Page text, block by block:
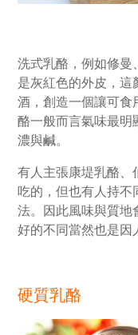
洗式乳酪，例如修曼
是灰紅色的外皮，這
酒，創造一個讓可食
酪一般而言氣味最明
濃與鹹。
有人主張康堤乳酪、
吃的，但也有人持
法。因此風味與質地
好的不同當然也是因
硬質乳酪